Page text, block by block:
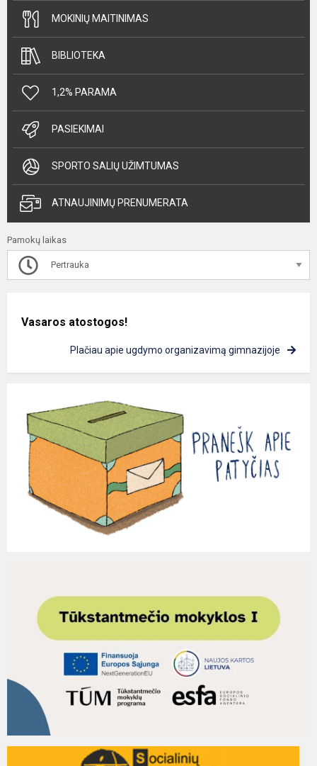
MOKINIŲ MAITINIMAS
BIBLIOTEKA
1,2% PARAMA
PASIEKIMAI
SPORTO SALIŲ UŽIMTUMAS
ATNAUJINIMŲ PRENUMERATA
Pamokų laikas
Pertrauka
Vasaros atostogos!
Plačiau apie ugdymo organizavimą gimnazijoje